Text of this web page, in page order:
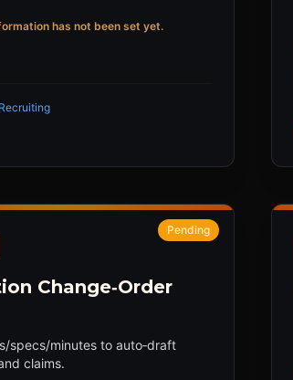
has not been set yet.
Pending
Change‑Order
specs/minutes to auto‑draft
claims.